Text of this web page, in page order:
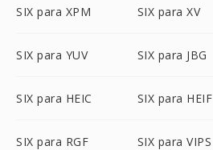
SIX para XPM SIX para XV
SIX para YUV SIX para JBG
SIX para HEIC SIX para HEIF
SIX para RGF SIX para VIPS